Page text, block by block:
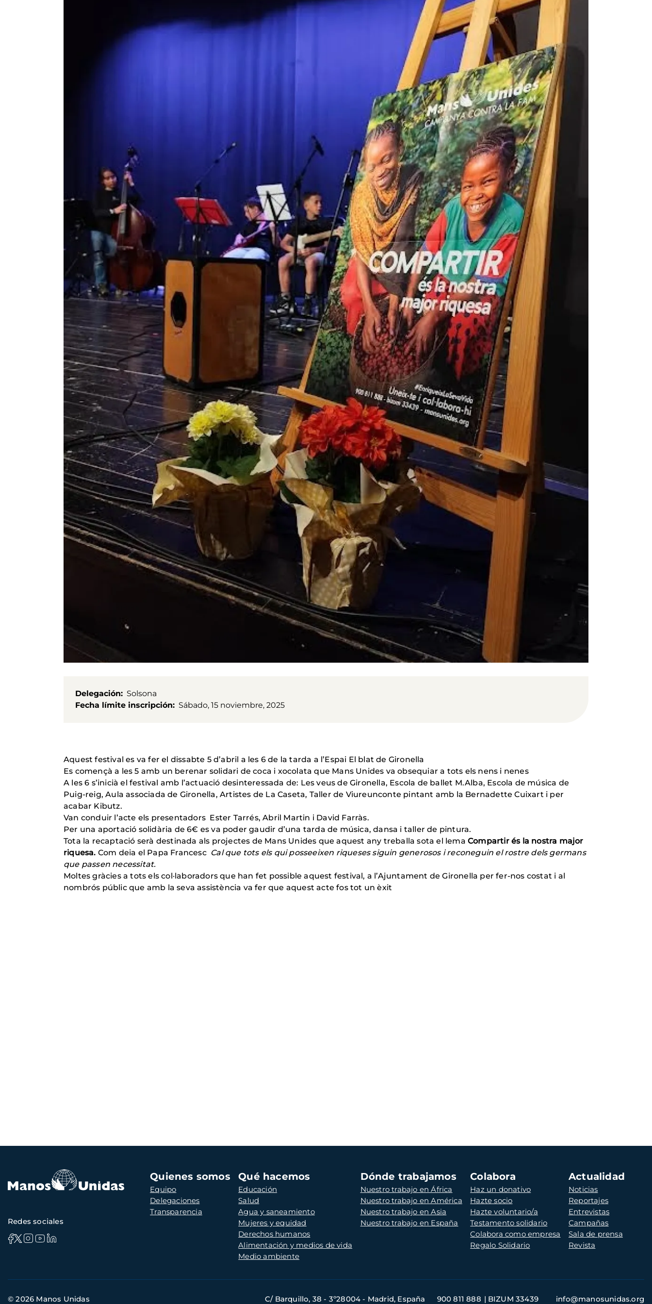
Delegación
Solsona
Fecha límite inscripción
Sábado, 15 noviembre, 2025
Aquest festival es va fer el dissabte 5 d’abril a les 6 de la tarda a l’Espai El blat de Gironella
Es començà a les 5 amb un berenar solidari de coca i xocolata que Mans Unides va obsequiar a tots els nens i nenes
A les 6 s’inicià el festival amb l’actuació desinteressada de: Les veus de Gironella, Escola de ballet M.Alba, Escola de música de
Puig-reig, Aula associada de Gironella, Artistes de La Caseta, Taller de Viureunconte pintant amb la Bernadette Cuixart i per
acabar Kibutz.
Van conduir l’acte els presentadors Ester Tarrés, Abril Martin i David Farràs.
Per una aportació solidària de 6€ es va poder gaudir d’una tarda de música, dansa i taller de pintura.
Tota la recaptació serà destinada als projectes de Mans Unides que aquest any treballa sota el lema Compartir és la nostra major
riquesa. Com deia el Papa Francesc Cal que tots els qui posseeixen riqueses siguin generosos i reconeguin el rostre dels germans
que passen necessitat.
Moltes gràcies a tots els col·laboradors que han fet possible aquest festival, a l’Ajuntament de Gironella per fer-nos costat i al
nombrós públic que amb la seva assistència va fer que aquest acte fos tot un èxit
Navegación
principal
Quienes somos
Equipo
Delegaciones
Transparencia
Qué hacemos
Educación
Salud
Agua y saneamiento
Mujeres y equidad
Derechos humanos
Alimentación y medios de vida
Medio ambiente
Dónde trabajamos
Nuestro trabajo en África
Nuestro trabajo en América
Nuestro trabajo en Asia
Nuestro trabajo en España
Colabora
Haz un donativo
Hazte socio
Hazte voluntario/a
Testamento solidario
Colabora como empresa
Regalo Solidario
Actualidad
Noticias
Reportajes
Entrevistas
Campañas
Sala de prensa
Revista
Redes sociales
de
© 2026 Manos Unidas C/ Barquillo, 38 - 3º28004 - Madrid, España 900 811 888 BIZUM 33439 info@manosunidas.org